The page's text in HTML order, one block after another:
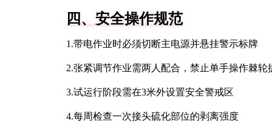
四、安全操作规范
1.带电作业时必须切断主电源并悬挂警示标牌
2.张紧调节作业需两人配合，禁止单手操作棘轮
3.试运行阶段需在3米外设置安全警戒区
4.每周检查一次接头硫化部位的剥离强度